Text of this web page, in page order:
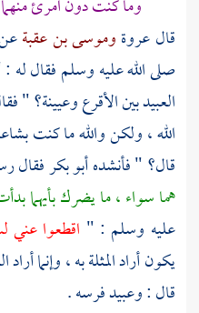
وما كنت دون امرئ
قالعروةوموسى بن عقبة
صلى الله عليه وسلم فقال
العبيد بينالأقرعوعيينة؟"
الله ، ولكن والله ما كنت
قال؟ " فأنشدهأبو بكرفقال
هما سواء ، ما يضرك بأيهما
عليه وسلم : " اقطعوا عني
يكون أراد المثلة به ، وإنما
قال : وعبيد فرسه .